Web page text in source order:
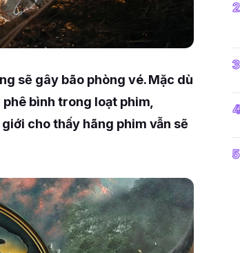
sẽ gây bão phòng vé. Mặc dù
bình trong loạt phim,
cho thấy hãng phim vẫn sẽ
2
3
4
5